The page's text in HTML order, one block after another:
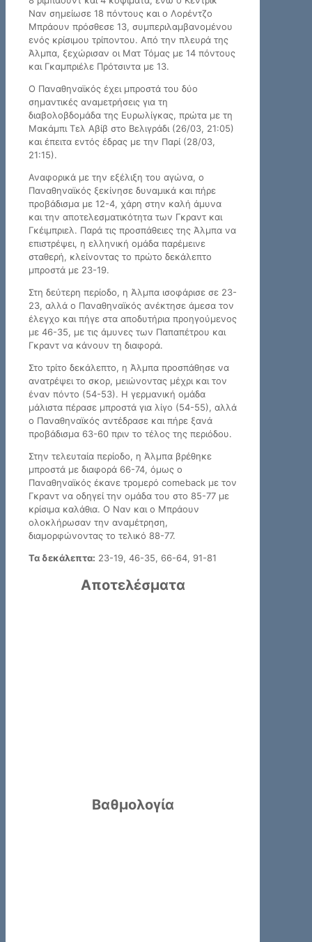
Ναν σημείωσε 18 πόντους και ο Λορέντζο
Μπράουν πρόσθεσε 13, συμπεριλαμβανομένου
ενός κρίσιμου τρίποντου. Από την πλευρά της
Άλμπα, ξεχώρισαν οι Ματ Τόμας με 14 πόντους
και Γκαμπριέλε Πρότσιντα με 13.
Ο Παναθηναϊκός έχει μπροστά του δύο
σημαντικές αναμετρήσεις για τη
διαβολοβδομάδα της Ευρωλίγκας, πρώτα με τη
Μακάμπι Τελ Αβίβ στο Βελιγράδι (26/03, 21:05)
και έπειτα εντός έδρας με την Παρί (28/03,
21:15).
Αναφορικά με την εξέλιξη του αγώνα, ο
Παναθηναϊκός ξεκίνησε δυναμικά και πήρε
προβάδισμα με 12-4, χάρη στην καλή άμυνα
και την αποτελεσματικότητα των Γκραντ και
Γκέιμπριελ. Παρά τις προσπάθειες της Άλμπα να
επιστρέψει, η ελληνική ομάδα παρέμεινε
σταθερή, κλείνοντας το πρώτο δεκάλεπτο
μπροστά με 23-19.
Στη δεύτερη περίοδο, η Άλμπα ισοφάρισε σε 23-
23, αλλά ο Παναθηναϊκός ανέκτησε άμεσα τον
έλεγχο και πήγε στα αποδυτήρια προηγούμενος
με 46-35, με τις άμυνες των Παπαπέτρου και
Γκραντ να κάνουν τη διαφορά.
Στο τρίτο δεκάλεπτο, η Άλμπα προσπάθησε να
ανατρέψει το σκορ, μειώνοντας μέχρι και τον
έναν πόντο (54-53). Η γερμανική ομάδα
μάλιστα πέρασε μπροστά για λίγο (54-55), αλλά
ο Παναθηναϊκός αντέδρασε και πήρε ξανά
προβάδισμα 63-60 πριν το τέλος της περιόδου.
Στην τελευταία περίοδο, η Άλμπα βρέθηκε
μπροστά με διαφορά 66-74, όμως ο
Παναθηναϊκός έκανε τρομερό comeback με τον
Γκραντ να οδηγεί την ομάδα του στο 85-77 με
κρίσιμα καλάθια. Ο Ναν και ο Μπράουν
ολοκλήρωσαν την αναμέτρηση,
διαμορφώνοντας το τελικό 88-77.
Τα δεκάλεπτα: 23-19, 46-35, 66-64, 91-81
Αποτελέσματα
Βαθμολογία